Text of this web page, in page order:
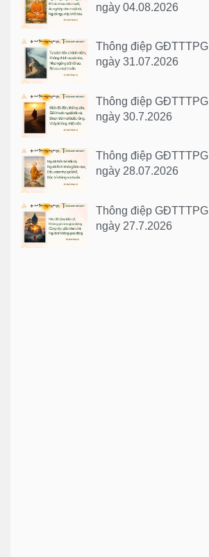
ngày 04.08.2026
Thông điệp GĐTTTPG
ngày 31.07.2026
Thông điệp GĐTTTPG
ngày 30.7.2026
Thông điệp GĐTTTPG
ngày 28.07.2026
Thông điệp GĐTTTPG
ngày 27.7.2026